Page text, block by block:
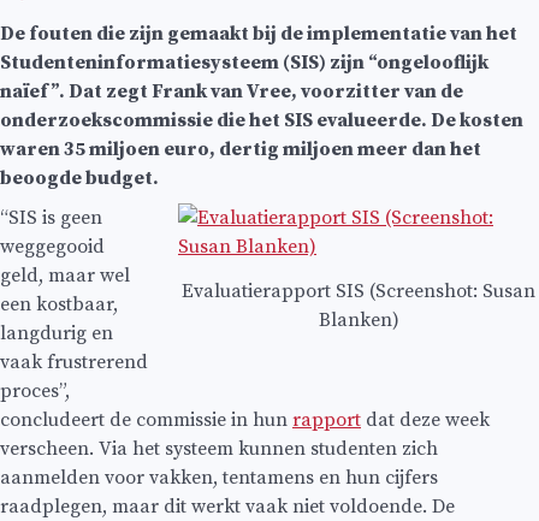
De fouten die zijn gemaakt bij de implementatie van het
Studenteninformatiesysteem (SIS) zijn “ongelooflijk
naïef”. Dat zegt Frank van Vree, voorzitter van de
onderzoekscommissie die het SIS evalueerde. De kosten
waren 35 miljoen euro, dertig miljoen meer dan het
beoogde budget.
Evaluatierapport SIS (Screenshot: Susan
Blanken)
“SIS is geen
weggegooid
geld, maar wel
een kostbaar,
langdurig en
vaak frustrerend
proces”,
concludeert de commissie in hun rapport dat deze week
verscheen. Via het systeem kunnen studenten zich
aanmelden voor vakken, tentamens en hun cijfers
raadplegen, maar dit werkt vaak niet voldoende. De